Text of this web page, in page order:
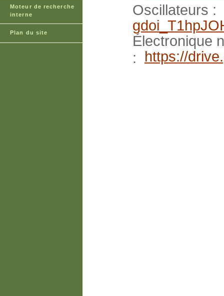
Moteur de recherche
interne
Plan du site
Oscillateurs :
Électronique
: https://